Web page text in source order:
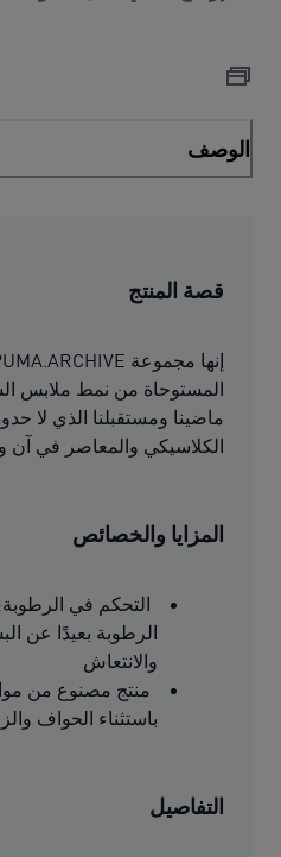
الوصف
قصة المنتج
المستوحاة من نمط ملابس
ماضينا ومستقبلنا الذي لا
الكلاسيكي والمعاصر في آن
المزايا والخصائص
الرطوبة بعيدًا عن
والانتعاش
باستثناء الحواف
التفاصيل